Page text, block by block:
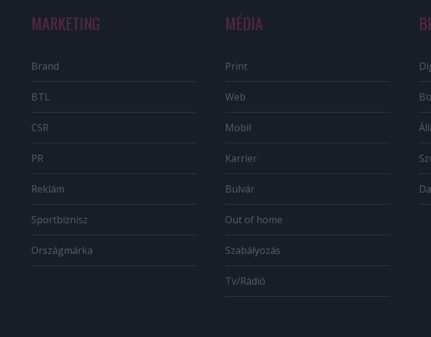
MARKETING
Brand
BTL
CSR
PR
Reklám
Sportbiznisz
Országmárka
MÉDIA
Print
Web
Mobil
Karrier
Bulvár
Out of home
Szabályozás
Tv/Rádió